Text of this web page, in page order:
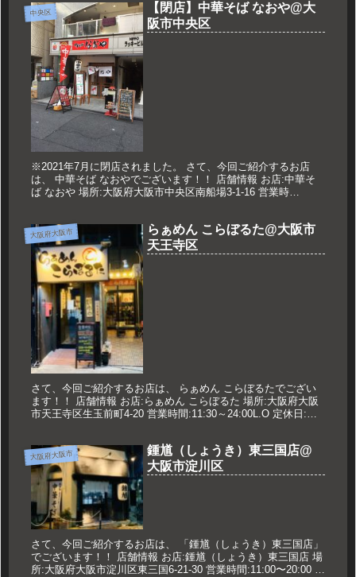
中央区
【閉店】中華そば なおや@大
阪市中央区
※2021年7月に閉店されました。 さて、今回ご紹介するお店
は、 中華そば なおやでございます！！ 店舗情報 お店:中華そ
ば なおや 場所:大阪府大阪市中央区南船場3-1-16 営業時
大阪府大阪市
らぁめん こらぼるた@大阪市
天王寺区
さて、今回ご紹介するお店は、 らぁめん こらぼるたでござい
ます！！ 店舗情報 お店:らぁめん こらぼるた 場所:大阪府大阪
市天王寺区生玉前町4-20 営業時間:11:30～24:00L.O 定休日:な
大阪府大阪市
鍾馗（しょうき）東三国店@
大阪市淀川区
さて、今回ご紹介するお店は、 「鍾馗（しょうき）東三国店」
でございます！！ 店舗情報 お店:鍾馗（しょうき）東三国店 場
所:大阪府大阪市淀川区東三国6-21-30 営業時間:11:00〜20:00 定